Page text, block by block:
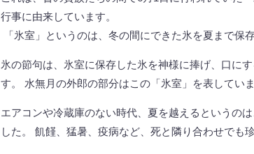
行事に由来しています。
「氷室」というのは、冬の間にできた氷を夏まで保
氷の節句は、氷室に保存した氷を神様に捧げ、口に
す。 水無月の外郎の部分はこの「氷室」を表していま
エアコンや冷蔵庫のない時代、夏を越えるというの
した。 飢饉、猛暑、疫病など、死と隣り合わせでも